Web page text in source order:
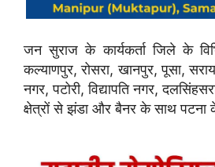
जन सुराज के कार्यकर्ता जिले के
कल्याणपुर, रोसरा, खानपुर, पूसा,
नगर, पटोरी, विद्यापति नगर,
क्षेत्रों से झंडा और बैनर के साथ पटना